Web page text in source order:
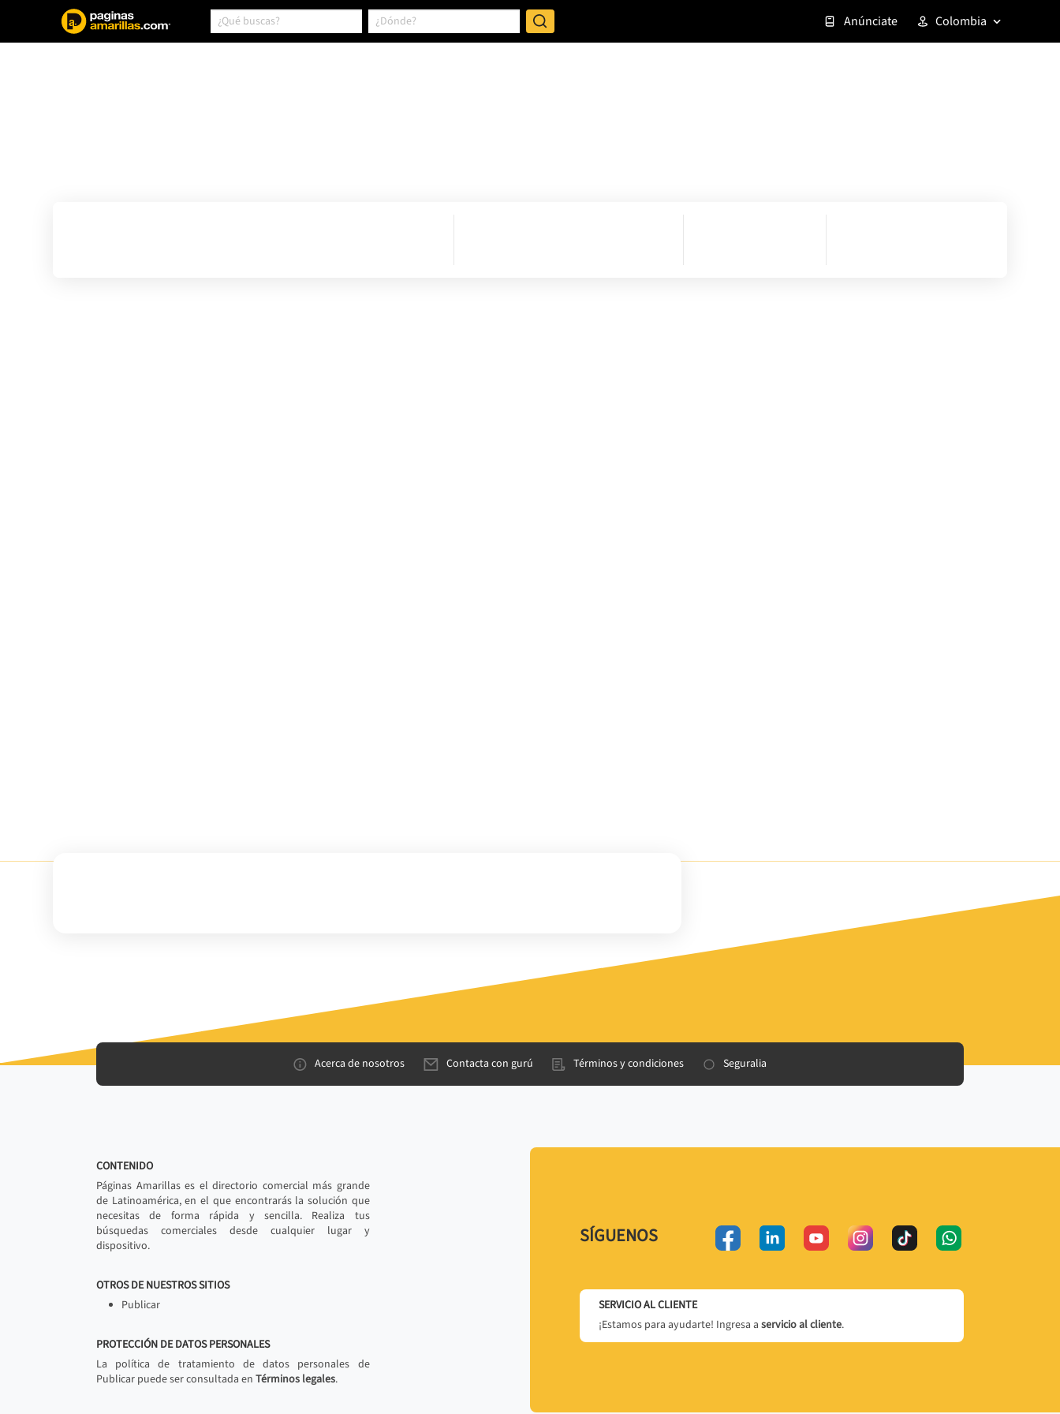
Anúnciate Colombia
Acerca de nosotros Contacta con gurú Términos y condiciones Seguralia
CONTENIDO
Páginas Amarillas es el directorio comercial más grande
de Latinoamérica, en el que encontrarás la solución que
necesitas de forma rápida y sencilla. Realiza tus
búsquedas comerciales desde cualquier lugar y
dispositivo.
OTROS DE NUESTROS SITIOS
Publicar
PROTECCIÓN DE DATOS PERSONALES
La política de tratamiento de datos personales de
Publicar puede ser consultada en Términos legales.
SÍGUENOS
SERVICIO AL CLIENTE
¡Estamos para ayudarte! Ingresa a servicio al cliente.